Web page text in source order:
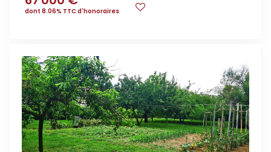
dont 8.06% TTC d'honoraires